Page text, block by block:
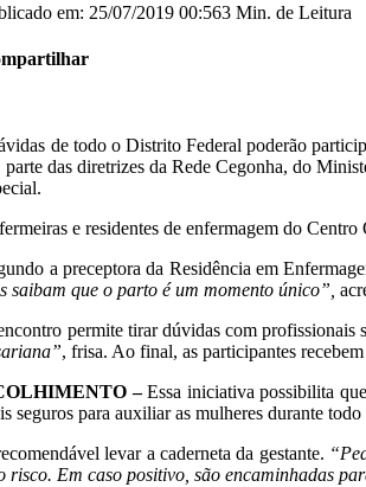
em: 25/07/2019 00:563 Min. de Leitura
de todo o Distrito Federal poderão
parte das diretrizes da Rede Cegonha, do
e residentes de enfermagem do
a preceptora da Residência em
saibam que o parto é um momento único”,
permite tirar dúvidas com profissionais
, frisa. Ao final, as participantes
–Essa iniciativa possibilita
seguros para auxiliar as mulheres durante
levar a caderneta da gestante.
risco. Em caso positivo, são encaminhadas